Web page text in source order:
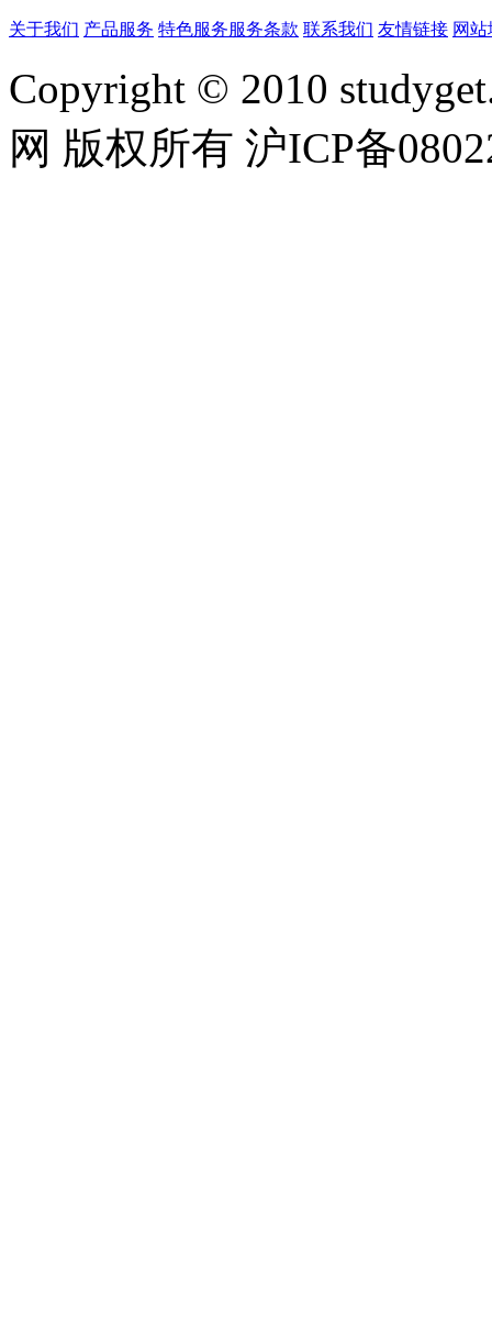
关于我们 产品服务 特色服务服务条款 联系我们 友情链接 网
Copyright © 2010
网 版权所有 沪ICP备